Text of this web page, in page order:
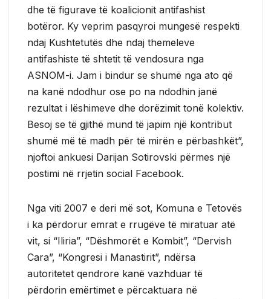
dhe të figurave të koalicionit antifashist
botëror. Ky veprim pasqyroi mungesë respekti
ndaj Kushtetutës dhe ndaj themeleve
antifashiste të shtetit të vendosura nga
ASNOM-i. Jam i bindur se shumë nga ato që
na kanë ndodhur ose po na ndodhin janë
rezultat i lëshimeve dhe dorëzimit tonë kolektiv.
Besoj se të gjithë mund të japim një kontribut
shumë më të madh për të mirën e përbashkët”,
njoftoi ankuesi Darijan Sotirovski përmes një
postimi në rrjetin social Facebook.
Nga viti 2007 e deri më sot, Komuna e Tetovës
i ka përdorur emrat e rrugëve të miratuar atë
vit, si “Iliria”, “Dëshmorët e Kombit”, “Dervish
Cara”, “Kongresi i Manastirit”, ndërsa
autoritetet qendrore kanë vazhduar të
përdorin emërtimet e përcaktuara në